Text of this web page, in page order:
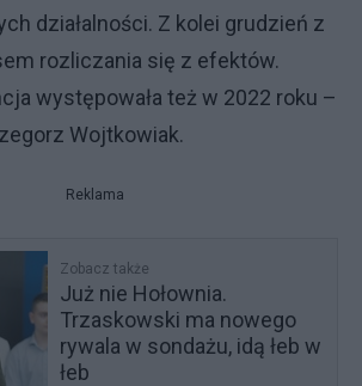
działalności. Z kolei grudzień z
rozliczania się z efektów.
występowała też w 2022 roku –
Wojtkowiak.
Reklama
Zobacz także
Już nie Hołownia.
Trzaskowski ma nowego
rywala w sondażu, idą łeb w
łeb